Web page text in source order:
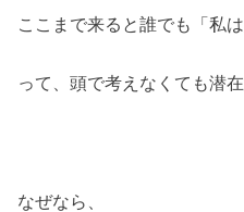
ここまで来ると誰でも「私
って、頭で考えなくても潜
なぜなら、